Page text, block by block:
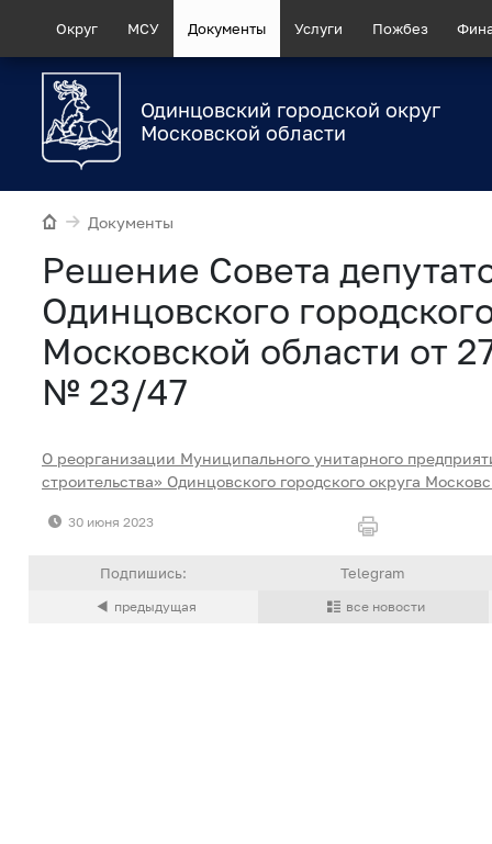
Округ МСУ Документы Услуги Пожбез
Одинцовский городской округ
Московской области
Документы
Рeшение Совета
Одинцовского
Московской области от
№ 23/47
О реорганизации Муниципального унитарного
строительства» Одинцовского городского округа
30 июня 2023